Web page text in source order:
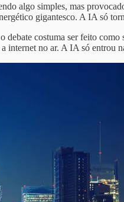
algo simples, mas
gigantesco. A IA só
costuma ser feito como
internet no ar. A IA só entrou